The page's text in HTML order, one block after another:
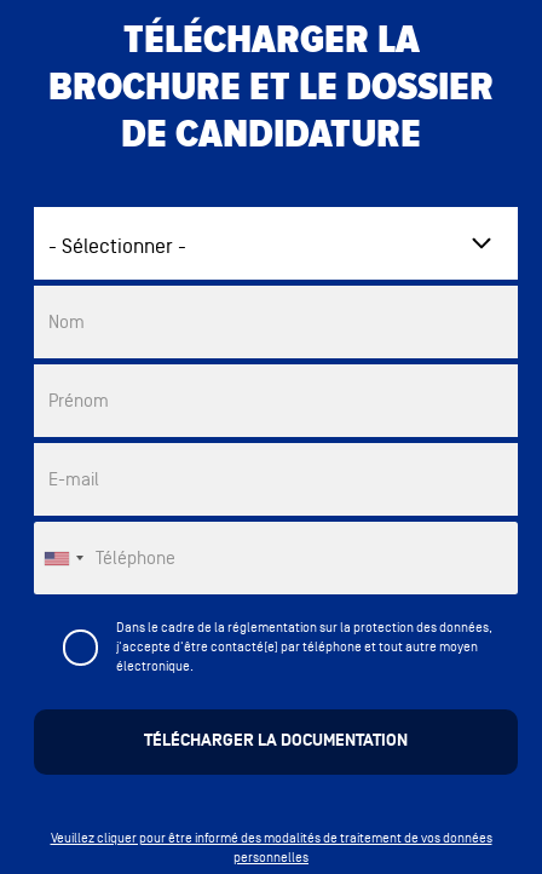
TÉLÉCHARGER LA
BROCHURE ET LE DOSSIER
DE CANDIDATURE
Nom
Prénom
E-mail
Téléphone
Dans le cadre de la réglementation sur la protection des données,
j'accepte d'être contacté(e) par téléphone et tout autre moyen
électronique.
Veuillez cliquer pour être informé des modalités de traitement de vos données
personnelles